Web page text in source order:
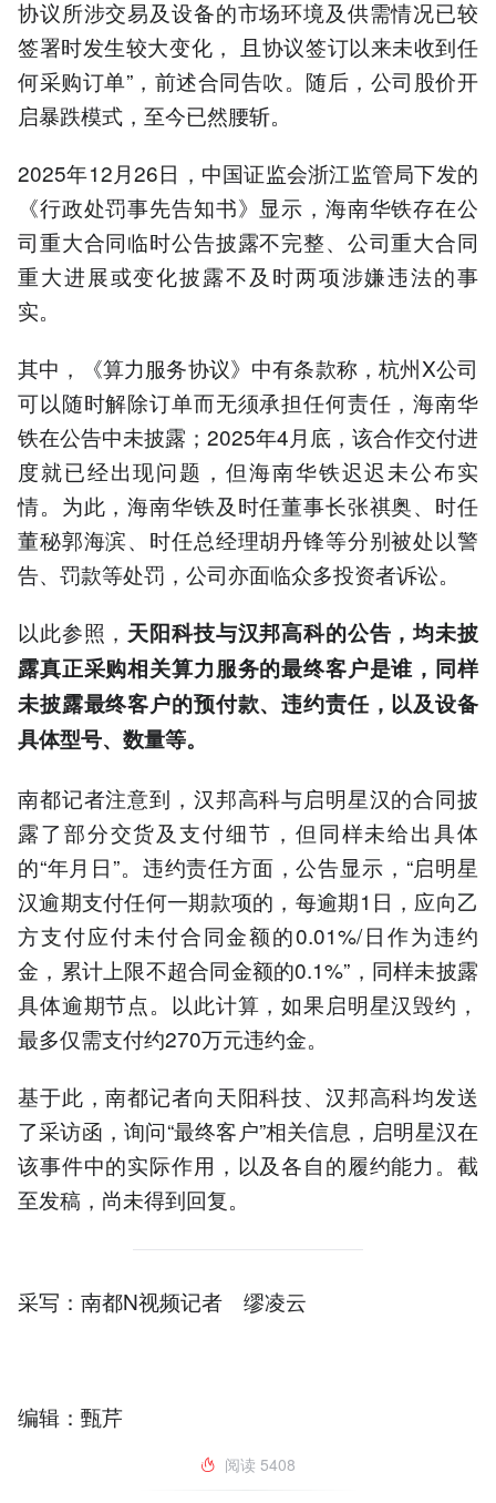
协议所涉交易及设备的市场环境及供需情况已较
签署时发生较大变化， 且协议签订以来未收到任
何采购订单”，前述合同告吹。随后，公司股价开
启暴跌模式，至今已然腰斩。
2025年12月26日，中国证监会浙江监管局下发的
《行政处罚事先告知书》显示，海南华铁存在公
司重大合同临时公告披露不完整、公司重大合同
重大进展或变化披露不及时两项涉嫌违法的事
实。
其中，《算力服务协议》中有条款称，杭州X公司
可以随时解除订单而无须承担任何责任，海南华
铁在公告中未披露；2025年4月底，该合作交付进
度就已经出现问题，但海南华铁迟迟未公布实
情。为此，海南华铁及时任董事长张祺奥、时任
董秘郭海滨、时任总经理胡丹锋等分别被处以警
告、罚款等处罚，公司亦面临众多投资者诉讼。
以此参照， 天阳科技与汉邦高科的公告，均未披
露真正采购相关算力服务的最终客户是谁，同样
未披露最终客户的预付款、违约责任，以及设备
具体型号、数量等。
南都记者注意到，汉邦高科与启明星汉的合同披
露了部分交货及支付细节，但同样未给出具体
的“年月日”。违约责任方面，公告显示，“启明星
汉逾期支付任何一期款项的，每逾期1日，应向乙
方支付应付未付合同金额的0.01%/日作为违约
金，累计上限不超合同金额的0.1%”，同样未披露
具体逾期节点。以此计算，如果启明星汉毁约，
最多仅需支付约270万元违约金。
基于此，南都记者向天阳科技、汉邦高科均发送
了采访函，询问“最终客户”相关信息，启明星汉在
该事件中的实际作用，以及各自的履约能力。截
至发稿，尚未得到回复。
采写：南都N视频记者 缪凌云
编辑：甄芹
阅读 5408